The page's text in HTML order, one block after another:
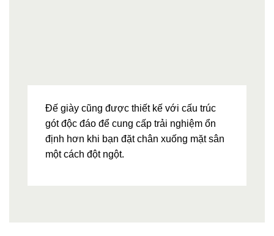
Đế giày cũng được thiết kế với cấu trúc
gót độc đáo để cung cấp trải nghiệm ổn
định hơn khi bạn đặt chân xuống mặt sân
một cách đột ngột.